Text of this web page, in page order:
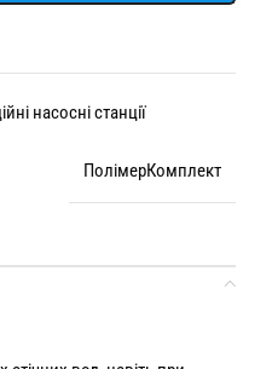
насосні станції
ПолімерКомплект